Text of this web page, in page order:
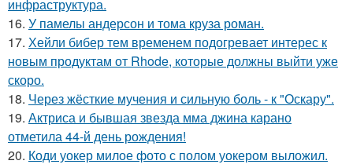
инфраструктура.
16. У памелы андерсон и тома круза роман.
17. Хейли бибер тем временем подогревает интерес к
новым продуктам от Rhode, которые должны выйти уже
скоро.
18. Через жёсткие мучения и сильную боль - к "Оскару".
19. Актриса и бывшая звезда мма джина карано
отметила 44-й день рождения!
20. Коди уокер милое фото с полом уокером выложил.